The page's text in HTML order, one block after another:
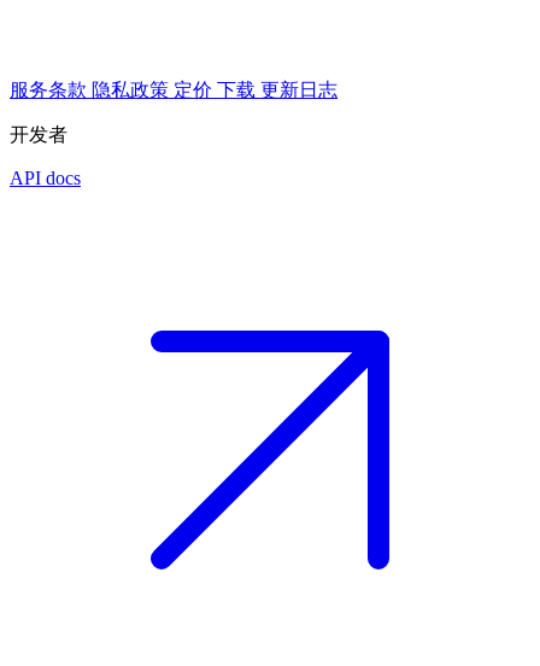
服务条款 隐私政策 定价 下载 更新日志
开发者
API docs